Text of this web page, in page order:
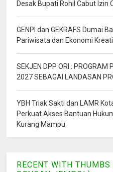
Desak Bupati Rohil Cabut Izin
GENPI dan GEKRAFS Dumai
Pariwisata dan Ekonomi
SEKJEN DPP ORI : PROGRAM
2027 SEBAGAI LANDASAN
YBH Triak Sakti dan LAMR
Perkuat Akses Bantuan
Kurang Mampu
RECENT WITH